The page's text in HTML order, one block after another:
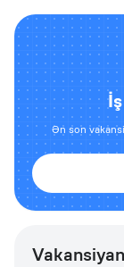
Ən son